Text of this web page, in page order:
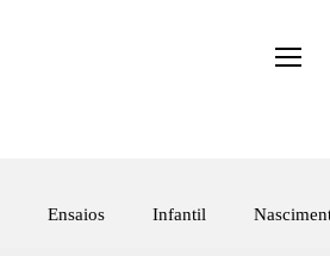
Ensaios Infantil